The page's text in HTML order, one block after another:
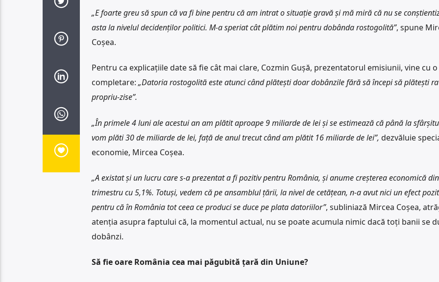
„E foarte greu să spun că va fi bine pentru că am intrat o situație gravă și mă miră că nu se
asta la nivelul decidenților politici. M-a speriat cât plătim noi pentru dobânda rostogolită”, spune
Coșea.
Pentru ca explicațiile date să fie cât mai clare, Cozmin Gușă, prezentatorul emisiunii, vine cu o
completare: „Datoria rostogolită este atunci când plătești doar dobânzile fără să începi să plătești
propriu-zise”.
„În primele 4 luni ale acestui an am plătit aproape 9 miliarde de lei și se estimează că până la
vom plăti 30 de miliarde de lei, față de anul trecut când am plătit 16 miliarde de lei”, dezvăluie
economie, Mircea Coșea.
„A existat și un lucru care s-a prezentat a fi pozitiv pentru România, și anume creșterea economică
trimestru cu 5,1%. Totuși, vedem că pe ansamblul țării, la nivel de cetățean, n-a avut nici un efect
pentru că în România tot ceea ce produci se duce pe plata datoriilor”, subliniază Mircea Coșea,
atenția asupra faptului că, la momentul actual, nu se poate acumula nimic dacă toți banii se
dobânzi.
Să fie oare România cea mai păgubită țară din Uniune?